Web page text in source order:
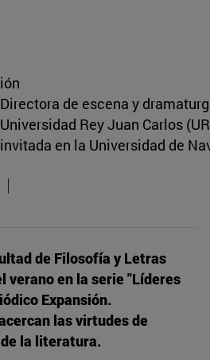
Directora de escena y
Universidad Rey Juan Carlos
invitada en la Universidad de
de Filosofía y Letras
verano en la serie "Líderes
Expansión.
las virtudes de
la literatura.